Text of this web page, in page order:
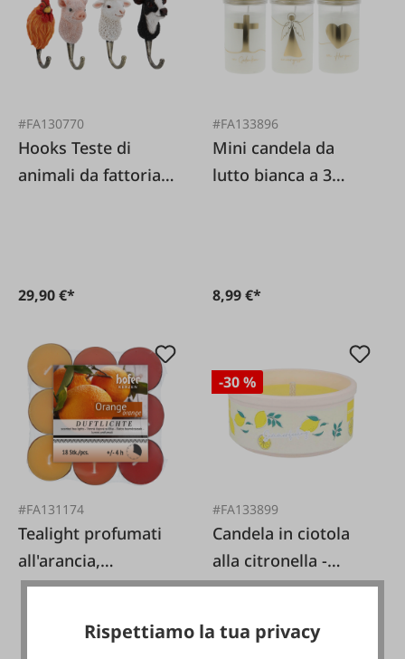
#FA130770
Hooks Teste di
animali da fattoria
29,90 €*
#FA133896
Mini candela da
lutto bianca a 3
8,99 €*
#FA131174
Tealight profumati
all'arancia,
confezione da 18
-30 %
#FA133899
Candela in ciotola
alla citronella -
Atmosfera estiva
Rispettiamo la tua privacy